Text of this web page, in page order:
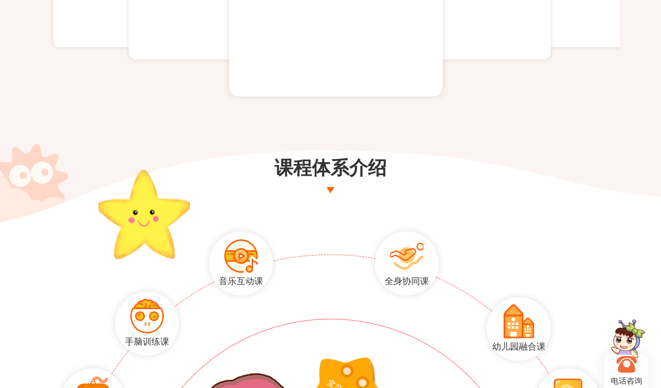
课程体系介绍
手脑训练课
音乐互动课 全身协同课
幼儿园融合课
电话咨询